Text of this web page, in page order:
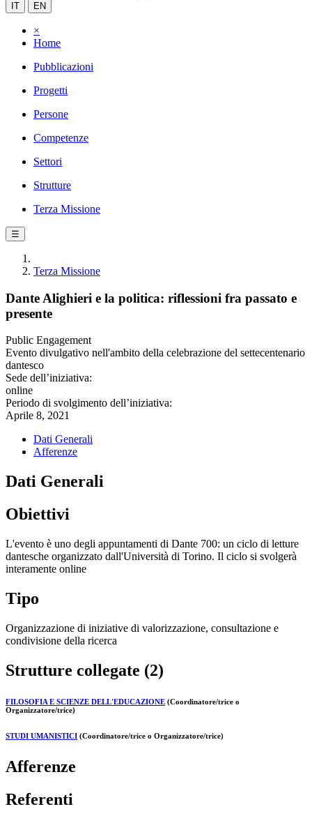
IT EN
×
Home
Pubblicazioni
Progetti
Persone
Competenze
Settori
Strutture
Terza Missione
☰
Terza Missione
Dante Alighieri e la politica: riflessioni fra passato e
presente
Public Engagement
Evento divulgativo nell'ambito della celebrazione del settecentenario
dantesco
Sede dell’iniziativa:
online
Periodo di svolgimento dell’iniziativa:
Aprile 8, 2021
Dati Generali
Afferenze
Dati Generali
Obiettivi
L'evento è uno degli appuntamenti di Dante 700: un ciclo di letture
dantesche organizzato dall'Università di Torino. Il ciclo si svolgerà
interamente online
Tipo
Organizzazione di iniziative di valorizzazione, consultazione e
condivisione della ricerca
Strutture collegate (2)
FILOSOFIA E SCIENZE DELL'EDUCAZIONE (Coordinatore/trice o
Organizzatore/trice)
STUDI UMANISTICI (Coordinatore/trice o Organizzatore/trice)
Afferenze
Referenti